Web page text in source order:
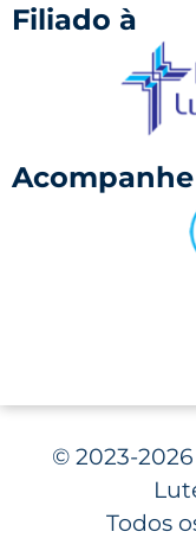
Filiado à
Acompanhe
©2023-
Todos